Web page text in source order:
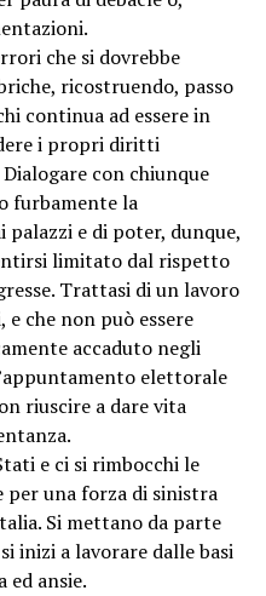
che si dovrebbe
ricostruendo, passo
continua ad essere in
i propri diritti
con chiunque
furbamente la
palazzi e di poter, dunque,
limitato dal rispetto
Trattasi di un lavoro
che non può essere
accaduto negli
elettorale
riuscire a dare vita
e ci si rimbocchi le
per una forza di sinistra
Si mettano da parte
inizi a lavorare dalle basi
ed ansie.